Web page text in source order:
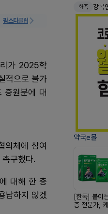
팜스타클럽
가 2025학
적으로 불가
증원분에 대
의체에 참여
구했다.
대해 한 총
납하지 않겠
화촉 강복
약국e몰
[한독] 붙이
증 전문가,